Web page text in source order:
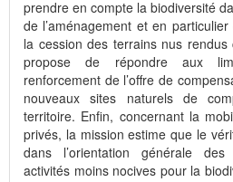
prendre en compte la biodiversité
de l’aménagement et en
la cession des terrains nus rendus
propose de répondre aux
renforcement de l’offre de
nouveaux sites naturels de
territoire. Enfin, concernant la
privés, la mission estime que le
dans l’orientation générale
activités moins nocives pour la